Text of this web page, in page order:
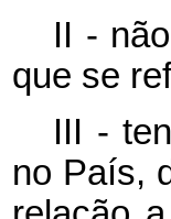
II -
que se
III -
no País,